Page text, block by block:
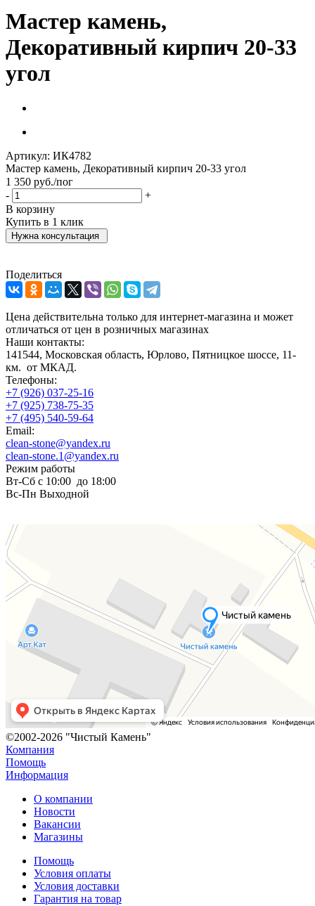
Мастер камень,
Декоративный кирпич 20-33
угол
Артикул: ИК4782
Мастер камень, Декоративный кирпич 20-33 угол
1 350 руб./пог
-
+
В корзину
Купить в 1 клик
Нужна консультация
Поделиться
Цена действительна только для интернет-магазина и может
отличаться от цен в розничных магазинах
Наши контакты:
141544, Московская область, Юрлово, Пятницкое шоссе, 11-
км. от МКАД.
Телефоны:
+7 (926) 037-25-16
+7 (925) 738-75-35
+7 (495) 540-59-64
Email:
clean-stone@yandex.ru
clean-stone.1@yandex.ru
Режим работы
Вт-Сб с 10:00 до 18:00
Вс-Пн Выходной
©2002-2026 "Чистый Камень"
Компания
Помощь
Информация
О компании
Новости
Вакансии
Магазины
Помощь
Условия оплаты
Условия доставки
Гарантия на товар